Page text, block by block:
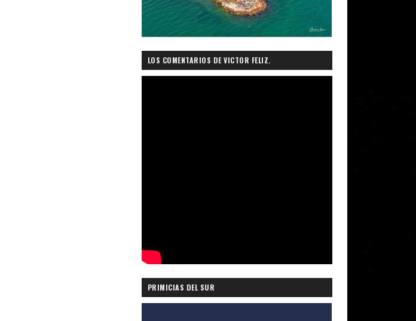
LOS COMENTARIOS DE VICTOR FELIZ.
PRIMICIAS DEL SUR